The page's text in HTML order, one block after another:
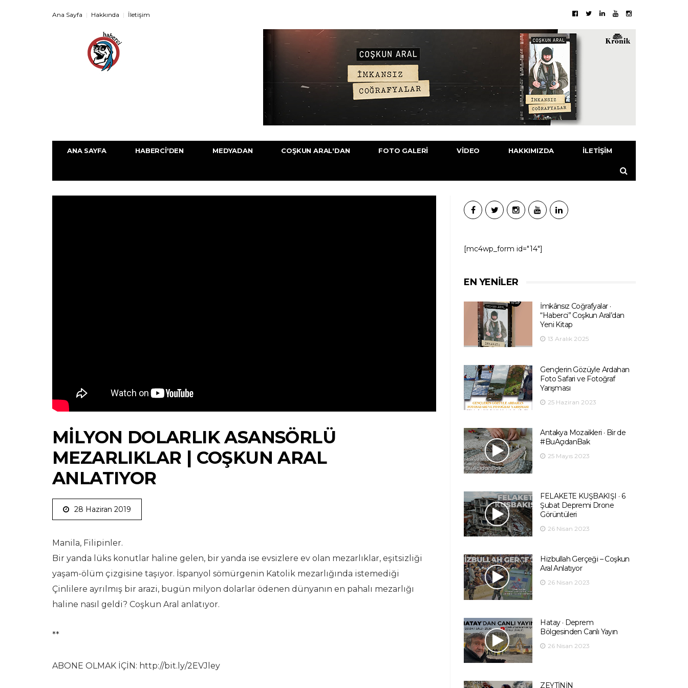
Ana Sayfa Hakkında İletişim
ANA SAYFA HABERCI'DEN MEDYADAN COŞKUN ARAL'DAN FOTO GALERI VIDEO HAKKIMIZDA İLETIŞIM
MILYON DOLARLIK ASANSÖRLÜ
MEZARLIKLAR | COŞKUN ARAL
ANLATIYOR
28 Haziran 2019
Manila, Filipinler.
Bir yanda lüks konutlar haline gelen, bir yanda ise evsizlere ev olan mezarlıklar, eşitsizliği
yaşam-ölüm çizgisine taşıyor. İspanyol sömürgenin Katolik mezarlığında istemediği
Çinlilere ayrılmış bir arazi, bugün milyon dolarlar ödenen dünyanın en pahalı mezarlığı
haline nasıl geldi? Coşkun Aral anlatıyor.
**
ABONE OLMAK İÇİN: http://bit.ly/2EVJley
[mc4wp_form id="14"]
EN YENILER
İmkânsız Coğrafyalar ·
“Haberci” Coşkun Aral’dan
Yeni Kitap
13 Aralık 2025
Gençlerin Gözüyle Ardahan
Foto Safari ve Fotoğraf
Yarışması
25 Haziran 2023
Antakya Mozaikleri · Bir de
#BuAçıdanBak
25 Mayıs 2023
FELAKETE KUŞBAKIŞI · 6
Şubat Depremi Drone
Görüntüleri
26 Nisan 2023
Hizbullah Gerçeği – Coşkun
Aral Anlatıyor
26 Nisan 2023
Hatay · Deprem
Bölgesinden Canlı Yayın
26 Nisan 2023
ZEYTİNİN